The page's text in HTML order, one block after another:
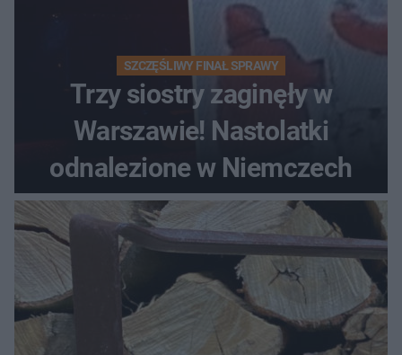
SZCZĘŚLIWY FINAŁ SPRAWY
Trzy siostry zaginęły w
Warszawie! Nastolatki
odnalezione w Niemczech